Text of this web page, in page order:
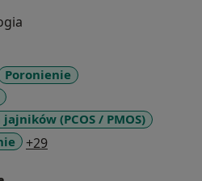
i profilaktyczne w miłej
ginekologicznym,
niepłodności i
się doborem
Poronienie
(PCOS / PMOS)
+29a11y_sr_more_diseases